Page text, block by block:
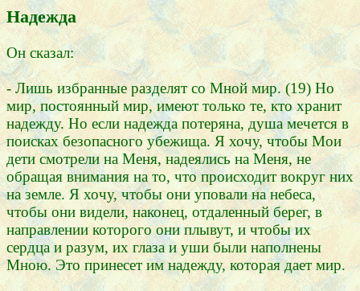
Надежда
Он сказал:
- Лишь избранные разделят со Мной мир. (19) Но
мир, постоянный мир, имеют только те, кто хранит
надежду. Но если надежда потеряна, душа мечется в
поисках безопасного убежища. Я хочу, чтобы Мои
дети смотрели на Меня, надеялись на Меня, не
обращая внимания на то, что происходит вокруг них
на земле. Я хочу, чтобы они уповали на небеса,
чтобы они видели, наконец, отдаленный берег, в
направлении которого они плывут, и чтобы их
сердца и разум, их глаза и уши были наполнены
Мною. Это принесет им надежду, которая дает мир.